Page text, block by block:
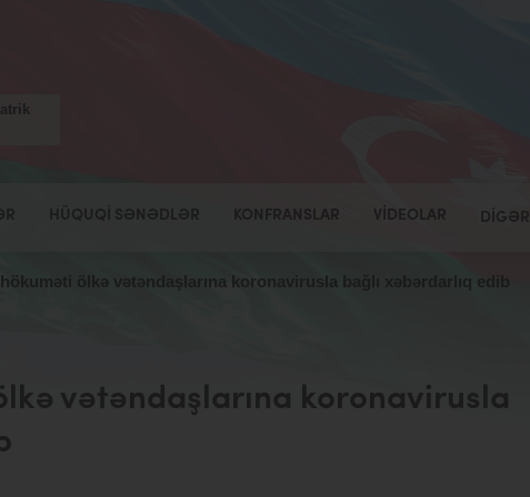
HÜQUQI SƏNƏDLƏR KONFRANSLAR VIDEOLAR DIGƏR
ölkə vətəndaşlarına koronavirusla bağlı xəbərdarlıq edib
vətəndaşlarına koronavirusla